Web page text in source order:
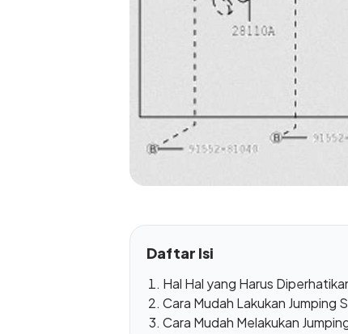
Daftar Isi
Hal Hal yang Harus
Cara Mudah Lakukan Jumping
Cara Mudah Melakukan